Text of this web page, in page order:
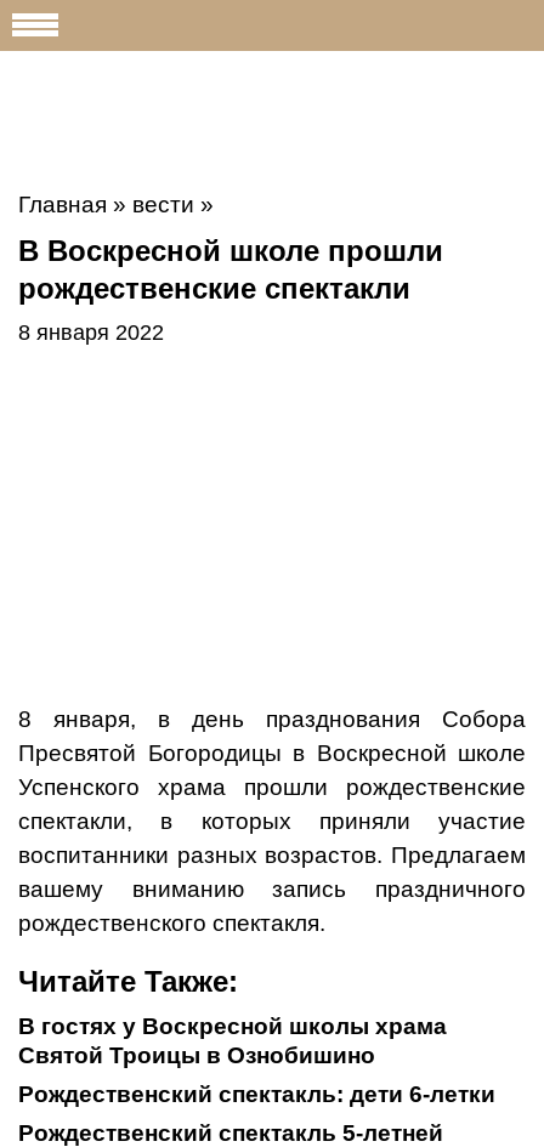
Главная » вести »
В Воскресной школе прошли
рождественские спектакли
8 января 2022
8 января, в день празднования Собора
Пресвятой Богородицы в Воскресной школе
Успенского храма прошли рождественские
спектакли, в которых приняли участие
воспитанники разных возрастов. Предлагаем
вашему вниманию запись праздничного
рождественского спектакля.
Читайте Также:
В гостях у Воскресной школы храма
Святой Троицы в Ознобишино
Рождественский спектакль: дети 6-летки
Рождественский спектакль 5-летней